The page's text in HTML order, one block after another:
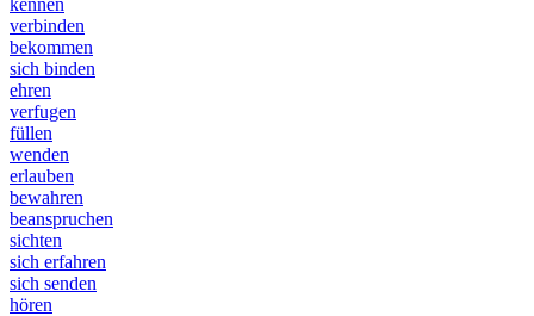
kennen
verbinden
bekommen
sich binden
ehren
verfugen
füllen
wenden
erlauben
bewahren
beanspruchen
sichten
sich erfahren
sich senden
hören